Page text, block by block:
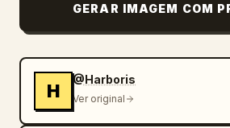
texturas fotorrealistas, alto
GERAR IMAGEM COM
H
@Harboris
Ver original